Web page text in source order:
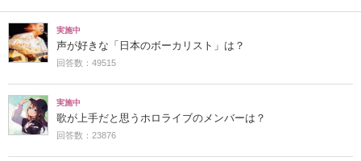
実施中
声が好きな「日本のボーカリスト」は？
回答数：49515
実施中
歌が上手だと思うホロライブのメンバーは？
回答数：23876